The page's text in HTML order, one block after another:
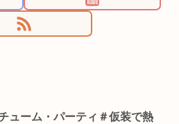
ューム・パーティ＃仮装で熱